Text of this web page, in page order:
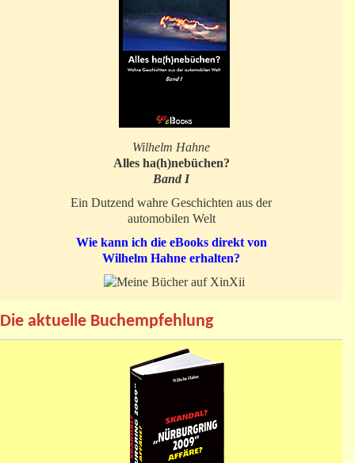
Wilhelm Hahne
Alles ha(h)nebüchen?
Band I
Ein Dutzend wahre Geschichten aus der
automobilen Welt
Wie kann ich die eBooks direkt von
Wilhelm Hahne erhalten?
Die aktuelle Buchempfehlung